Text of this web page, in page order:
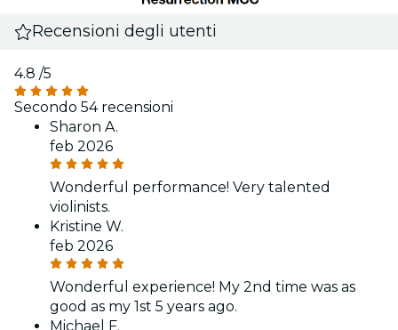
Recensioni degli utenti
4.8 /5
Secondo 54 recensioni
Sharon A.
feb 2026
Wonderful performance! Very talented
violinists.
Kristine W.
feb 2026
Wonderful experience! My 2nd time was as
good as my 1st 5 years ago.
Michael F.